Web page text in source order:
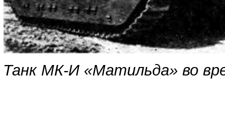
Танк МК-И «Матильда» во